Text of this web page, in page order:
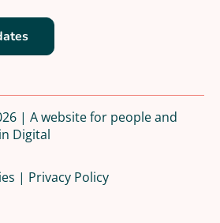
| A website for people and
Digital
| Privacy Policy